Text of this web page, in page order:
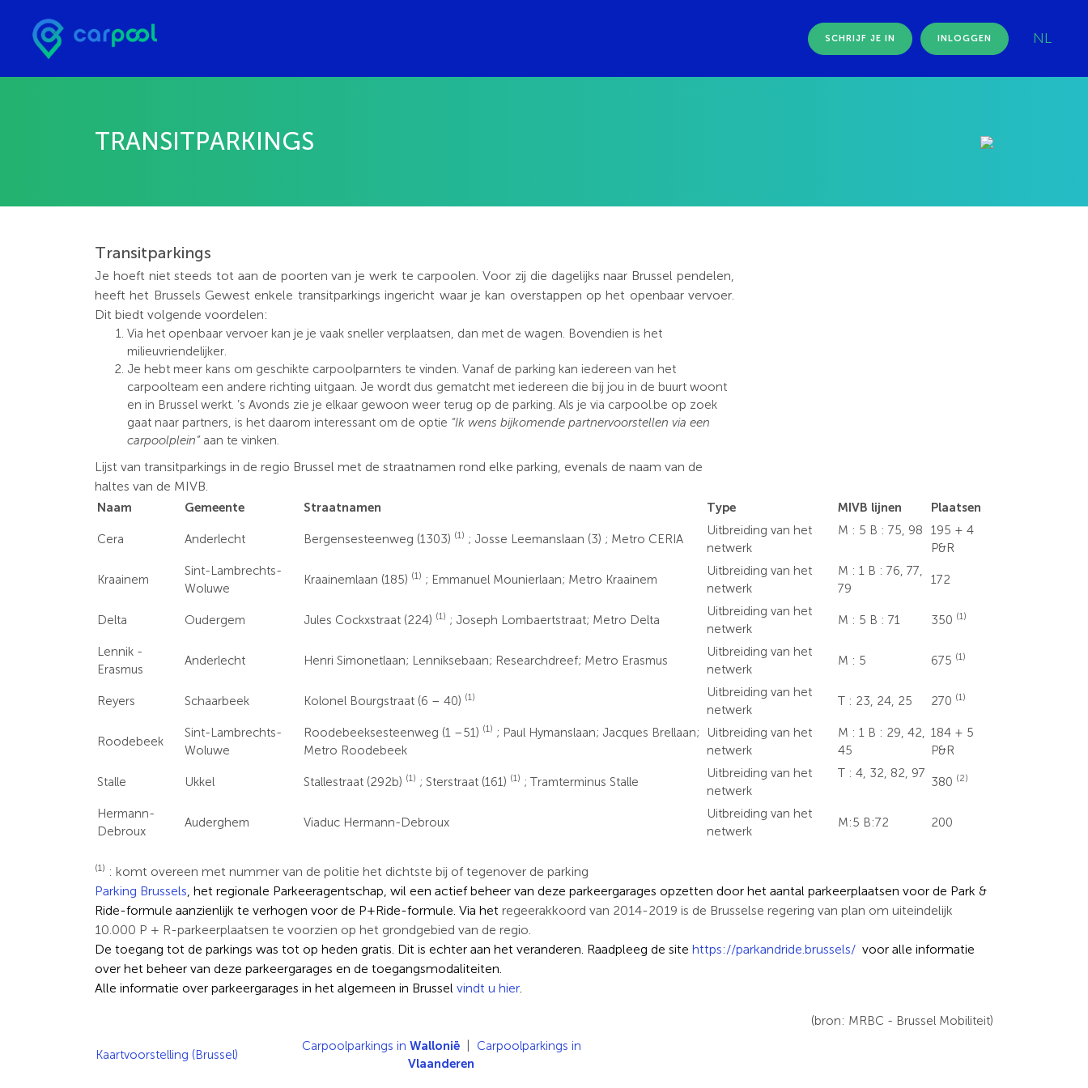
SCHRIJF JE IN INLOGGEN NL
TRANSITPARKINGS
Transitparkings
Je hoeft niet steeds tot aan de poorten van je werk te carpoolen. Voor zij die dagelijks naar Brussel pendelen,
heeft het Brussels Gewest enkele transitparkings ingericht waar je kan overstappen op het openbaar vervoer.
Dit biedt volgende voordelen:
Via het openbaar vervoer kan je je vaak sneller verplaatsen, dan met de wagen. Bovendien is het
milieuvriendelijker.
Je hebt meer kans om geschikte carpoolparnters te vinden. Vanaf de parking kan iedereen van het
carpoolteam een andere richting uitgaan. Je wordt dus gematcht met iedereen die bij jou in de buurt woont
en in Brussel werkt. ’s Avonds zie je elkaar gewoon weer terug op de parking. Als je via carpool.be op zoek
gaat naar partners, is het daarom interessant om de optie “Ik wens bijkomende partnervoorstellen via een
carpoolplein”aan te vinken.
Lijst van transitparkings in de regio Brussel met de straatnamen rond elke parking, evenals de naam van de
haltes van de MIVB.
Naam Gemeente Straatnamen Type MIVB lijnen Plaatsen
Cera Anderlecht Bergensesteenweg (1303) (1) ; Josse Leemanslaan (3) ; Metro CERIA
Uitbreiding van het
netwerk
M : 5 B : 75, 98
195 + 4
P&R
Kraainem
Sint-Lambrechts-
Woluwe
Kraainemlaan (185) (1) ; Emmanuel Mounierlaan; Metro Kraainem
Uitbreiding van het
netwerk
M : 1 B : 76, 77,
79
172
Delta Oudergem Jules Cockxstraat (224) (1) ; Joseph Lombaertstraat; Metro Delta
Uitbreiding van het
netwerk
M : 5 B : 71 350 (1)
Lennik -
Erasmus
Anderlecht Henri Simonetlaan; Lenniksebaan; Researchdreef; Metro Erasmus
Uitbreiding van het
netwerk
M : 5 675 (1)
Reyers Schaarbeek Kolonel Bourgstraat (6 – 40) (1)
Uitbreiding van het
netwerk
T : 23, 24, 25 270 (1)
Roodebeek
Sint-Lambrechts-
Woluwe
Roodebeeksesteenweg (1 –51) (1) ; Paul Hymanslaan; Jacques Brellaan;
Metro Roodebeek
Uitbreiding van het
netwerk
M : 1 B : 29, 42,
45
184 + 5
P&R
Stalle Ukkel Stallestraat (292b) (1) ; Sterstraat (161) (1) ; Tramterminus Stalle
Uitbreiding van het
netwerk
T : 4, 32, 82, 97
380 (2)
Hermann-
Debroux
Auderghem Viaduc Hermann-Debroux
Uitbreiding van het
netwerk
M:5 B:72 200
(1) : komt overeen met nummer van de politie het dichtste bij of tegenover de parking
Parking Brussels, het regionale Parkeeragentschap, wil een actief beheer van deze parkeergarages opzetten door het aantal parkeerplaatsen voor de Park &
Ride-formule aanzienlijk te verhogen voor de P+Ride-formule. Via het regeerakkoord van 2014-2019 is de Brusselse regering van plan om uiteindelijk
10.000 P + R-parkeerplaatsen te voorzien op het grondgebied van de regio.
De toegang tot de parkings was tot op heden gratis. Dit is echter aan het veranderen. Raadpleeg de site https://parkandride.brussels/ voor alle informatie
over het beheer van deze parkeergarages en de toegangsmodaliteiten.
Alle informatie over parkeergarages in het algemeen in Brussel vindt u hier.
(bron: MRBC - Brussel Mobiliteit)
Kaartvoorstelling (Brussel)
Carpoolparkings in Wallonië| Carpoolparkings in
Vlaanderen